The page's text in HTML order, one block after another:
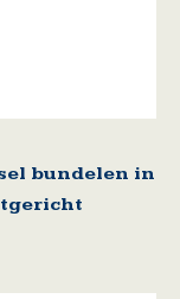
bundelen in